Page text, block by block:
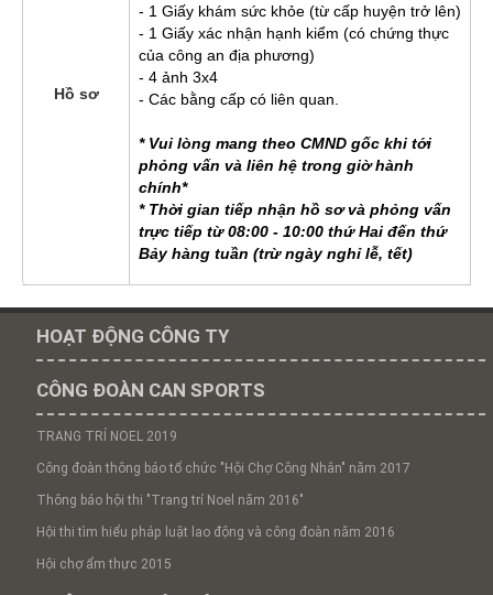
Hồ sơ
- 1 Giấy khám sức khỏe (từ cấp huyện trở lên)
- 1 Giấy xác nhận hạnh kiểm (có chứng thực
của công an địa phương)
- 4 ảnh 3x4
- Các bằng cấp có liên quan.
* Vui lòng mang theo CMND gốc khi tới
phỏng vấn và liên hệ trong giờ hành
chính*
* Thời gian tiếp nhận hồ sơ và phỏng vấn
trực tiếp từ 08:00 - 10:00 thứ Hai đến thứ
Bảy hàng tuần (trừ ngày nghỉ lễ, tết)
HOẠT ĐỘNG CÔNG TY
CÔNG ĐOÀN CAN SPORTS
TRANG TRÍ NOEL 2019
Công đoàn thông báo tổ chức "Hội Chợ Công Nhân" năm 2017
Thông báo hội thi "Trang trí Noel năm 2016"
Hội thi tìm hiểu pháp luật lao động và công đoàn năm 2016
Hội chợ ẩm thực 2015